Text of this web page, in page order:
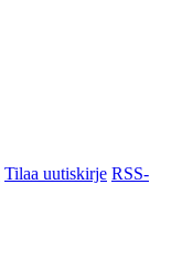
Tilaa uutiskirje RSS-